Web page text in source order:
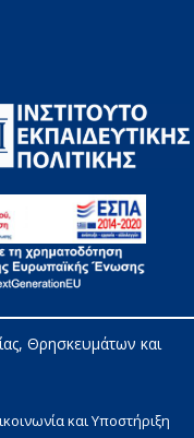
Θρησκευμάτων και
και Υποστήριξη